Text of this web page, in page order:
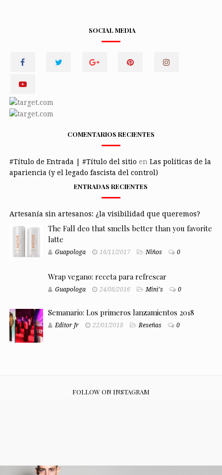
SOCIAL MEDIA
COMENTARIOS RECIENTES
#Título de Entrada | #Título del sitio en Las políticas de la
apariencia (y el legado fascista del control)
ENTRADAS RECIENTES
Artesanía sin artesanos: ¿la visibilidad que queremos?
The Fall deo that smells better than you favorite
latte
Guapologa 16/11/2017 Niños 0
Wrap vegano: receta para refrescar
Guapologa 24/08/2016 Mini's 0
Semanario: Los primeros lanzamientos 2018
Editor Jr 22/01/2018 Reseñas 0
FOLLOW ON INSTAGRAM